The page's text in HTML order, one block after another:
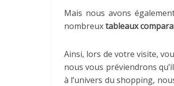
Mais nous avons
nombreuxtableaux
Ainsi, lors de votre visite,
nous vous préviendrons
à l’univers du shopping,